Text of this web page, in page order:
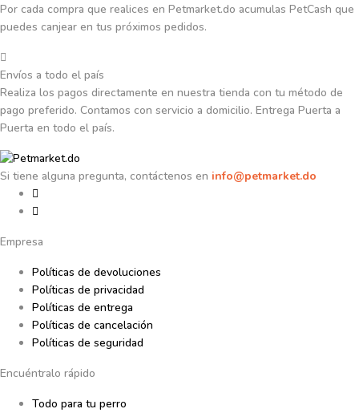
Por cada compra que realices en Petmarket.do acumulas PetCash que
puedes canjear en tus próximos pedidos.
Envíos a todo el país
Realiza los pagos directamente en nuestra tienda con tu método de
pago preferido. Contamos con servicio a domicilio. Entrega Puerta a
Puerta en todo el país.
Si tiene alguna pregunta, contáctenos en info@petmarket.do
Empresa
Políticas de devoluciones
Políticas de privacidad
Políticas de entrega
Políticas de cancelación
Políticas de seguridad
Encuéntralo rápido
Todo para tu perro